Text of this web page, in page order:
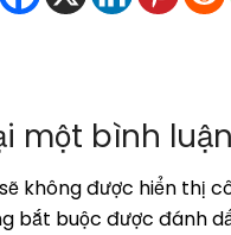
một bình luận
không được hiển thị
bắt buộc được đánh